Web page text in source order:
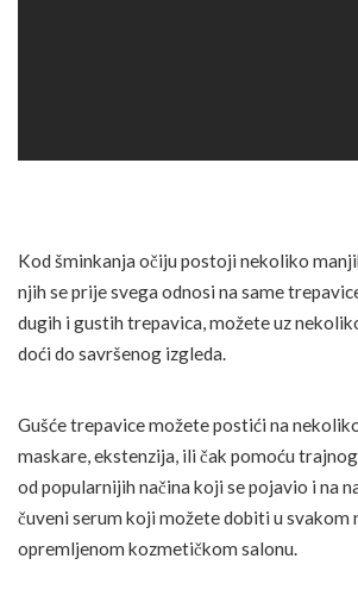
Kod šminkanja očiju postoji nekoliko
njih se prije svega odnosi na same
dugih i gustih trepavica, možete uz
doći do savršenog izgleda.
Gušće trepavice možete postići na
maskare, ekstenzija, ili čak pomoću
od popularnijih načina koji se pojavio i na
čuveni serum koji možete dobiti u svakom
opremljenom kozmetičkom salonu.